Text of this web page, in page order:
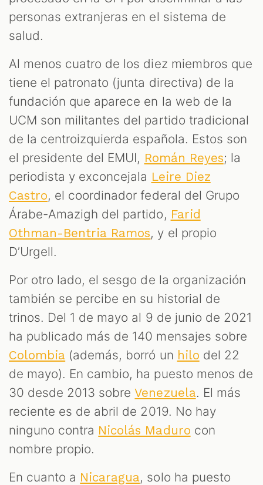
personas extranjeras en el sistema de
salud.
Al menos cuatro de los diez miembros que
tiene el patronato (junta directiva) de la
fundación que aparece en la web de la
UCM son militantes del partido tradicional
de la centroizquierda española. Estos son
el presidente del EMUI, Román Reyes; la
periodista y exconcejala Leire Diez
Castro, el coordinador federal del Grupo
Árabe-Amazigh del partido, Farid
Othman-Bentria Ramos, y el propio
D’Urgell.
Por otro lado, el sesgo de la organización
también se percibe en su historial de
trinos. Del 1 de mayo al 9 de junio de 2021
ha publicado más de 140 mensajes sobre
Colombia (además, borró un hilo del 22
de mayo). En cambio, ha puesto menos de
30 desde 2013 sobreVenezuela. El más
reciente es de abril de 2019. No hay
ninguno contra Nicolás Maduro con
nombre propio.
En cuanto a Nicaragua, solo ha puesto